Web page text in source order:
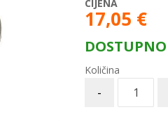
17,05 €
-